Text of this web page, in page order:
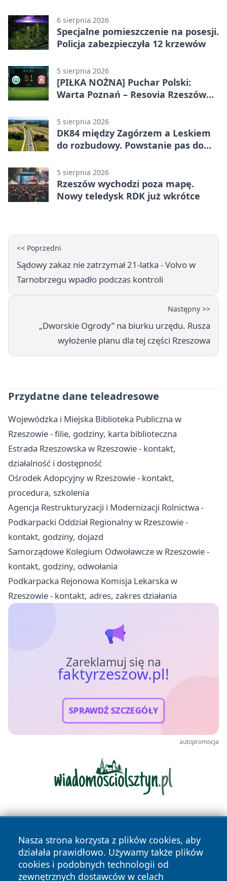
6 sierpnia 2026
Specjalne pomieszczenie na posesji.
Policja zabezpieczyła 12 krzewów
5 sierpnia 2026
[PIŁKA NOŻNA] Puchar Polski:
Warta Poznań – Resovia Rzeszów
pierwszoligowca
5 sierpnia 2026
DK84 między Zagórzem a Leskiem
do rozbudowy. Powstanie pas do
5 sierpnia 2026
Rzeszów wychodzi poza mapę.
Nowy teledysk RDK już wkrótce
<< Poprzedni
Sądowy zakaz nie zatrzymał 21-latka - Volvo w
Tarnobrzegu wpadło podczas kontroli
Następny >>
„Dworskie Ogrody” na biurku urzędu. Rusza
wyłożenie planu dla tej części Rzeszowa
Przydatne dane teleadresowe
Wojewódzka i Miejska Biblioteka Publiczna w
Rzeszowie - filie, godziny, karta biblioteczna
Estrada Rzeszowska w Rzeszowie - kontakt,
działalność i dostępność
Ośrodek Adopcyjny w Rzeszowie - kontakt,
procedura, szkolenia
Agencja Restrukturyzacji i Modernizacji Rolnictwa -
Podkarpacki Oddział Regionalny w Rzeszowie -
kontakt, godziny, dojazd
Samorządowe Kolegium Odwoławcze w Rzeszowie -
kontakt, godziny, odwołania
Podkarpacka Rejonowa Komisja Lekarska w
Rzeszowie - kontakt, adres, zakres działania
Zareklamuj się na
faktyrzeszow.pl!
SPRAWDŹ SZCZEGÓŁY
autopromocja
Nasza strona korzysta z plików cookies, aby
działała prawidłowo. Używamy także plików
cookies i podobnych technologii od
zewnętrznych dostawców w celach